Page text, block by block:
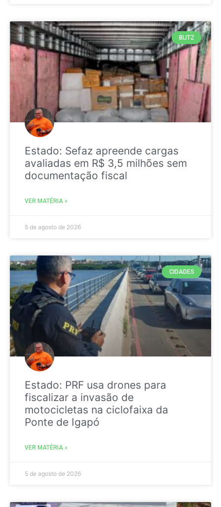
BLITZ
Estado: Sefaz apreende cargas
avaliadas em R$ 3,5 milhões sem
documentação fiscal
VER MATÉRIA »
5 de agosto de 2026
CIDADES
Estado: PRF usa drones para
fiscalizar a invasão de
motocicletas na ciclofaixa da
Ponte de Igapó
VER MATÉRIA »
5 de agosto de 2026